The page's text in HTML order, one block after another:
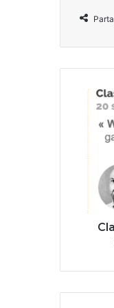
Classe
virtuelle
#56
"Witfizz
Un
bel
outil
de